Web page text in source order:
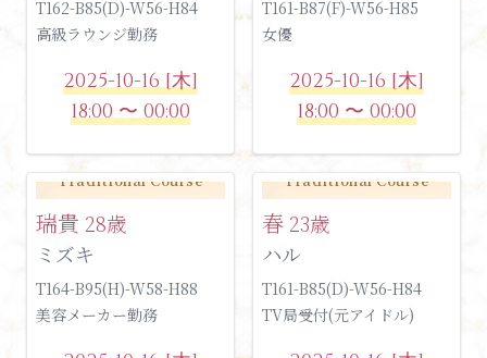
T162-B85(D)-W56-H84
高級ラウンジ勤務
2025-10-16 [木]
18:00 〜 00:00
T161-B87(F)-W56-H85
女優
2025-10-16 [木]
18:00 〜 00:00
Traditional Course
瑞貴 28歳
ミズキ
T164-B95(H)-W58-H88
美容メーカー勤務
Traditional Course
春 23歳
ハル
T161-B85(D)-W56-H84
TV局受付(元アイドル)